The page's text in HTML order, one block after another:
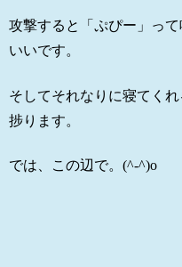
攻撃すると「ぷぴー」っ
いいです。
そしてそれなりに寝てく
捗ります。
では、この辺で。(^-^)o